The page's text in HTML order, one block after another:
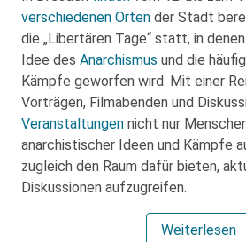
verschiedenen Orten der Stadt
die „Libertären Tage“ statt, in
Idee des Anarchismus und die
Kämpfe geworfen wird. Mit einer
Vorträgen, Filmabenden und
Veranstaltungen nicht nur
anarchistischer Ideen und Kämpfe
zugleich den Raum dafür bieten,
Diskussionen aufzugreifen.
Weiterlesen